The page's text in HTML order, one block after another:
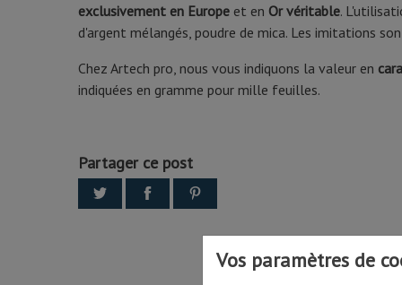
Vos paramètres de
exclusivement en Europe et en Or véritable.
d'argent mélangés, poudre de mica. Les imitations
Chez Artech pro, nous vous indiquons la valeur en
indiquées en gramme pour mille feuilles.
Partager ce post